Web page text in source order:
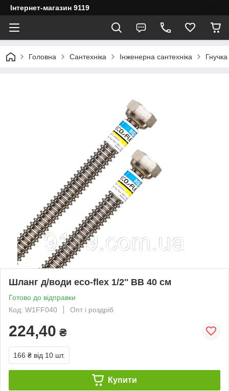
Інтернет-магазин 9119
Головна Сантехніка Інженерна сантехніка
Шланг д/води eco-flex 1/2'' ВВ 40 см
Готово до відправки
Код: W1FF040
Опт і роздріб
224,40 ₴
166 ₴ від 10 шт.
Купити